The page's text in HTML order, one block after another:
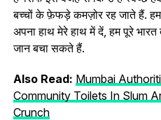
बच्चों के फ़ेफड़े कमज़ोर रह जाते हैं.
अपना हाथ मेरे हाथ में दें, हम पूरे
जान बचा सकते हैं.
Also Read: Mumbai
Community Toilets In Slum
Crunch